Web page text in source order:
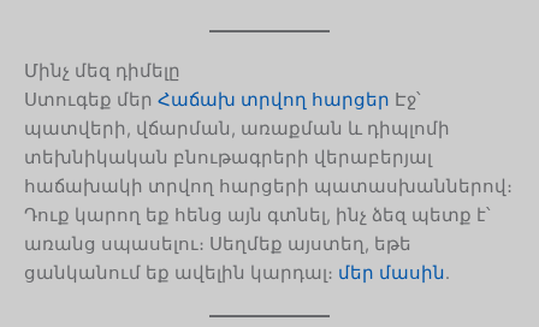
Մինչ մեզ դիմելը
Ստուգեք մեր Հաճախ տրվող հարցեր Էջ՝
պատվերի, վճարման, առաքման և դիպլոմի
տեխնիկական բնութագրերի վերաբերյալ
հաճախակի տրվող հարցերի պատասխաններով։
Դուք կարող եք հենց այն գտնել, ինչ ձեզ պետք է՝
առանց սպասելու։ Սեղմեք այստեղ, եթե
ցանկանում եք ավելին կարդալ։ մեր մասին.
Swedish
Norwegian
Finnish
Belarusian
Bosnian
Czech